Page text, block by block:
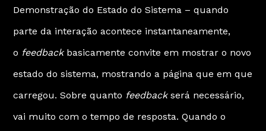
Demonstração do Estado do Sistema – quando
parte da interação acontece instantaneamente,
o feedbackbasicamente convite em mostrar o novo
estado do sistema, mostrando a página que em que
carregou. Sobre quanto feedbackserá necessário,
vai muito com o tempo de resposta. Quando o